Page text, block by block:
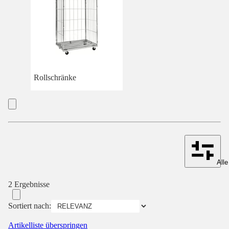
Rollschränke
2 Ergebnisse
Sortiert nach:
Artikelliste überspringen